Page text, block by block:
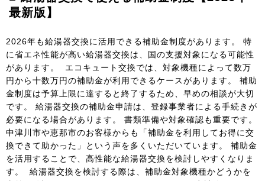
最新版】
2026年も給湯器交換に活用できる補助金制度があります。 特
に省エネ性能が高い給湯器交換は、国の支援対象になる可能性
があります。 エコキュート交換では、対象機種によって数万
円から十数万円の補助金が利用できるケースがあります。 補助
金制度は予算上限に達すると終了するため、早めの相談が大切
です。 給湯器交換の補助金申請は、登録事業者による手続きが
必要になる場合があります。 書類準備や対象確認も重要です。
中津川市や恵那市のお客様からも「補助金を利用してお得に交
換できて助かった」という声を多くいただいています。 補助金
を活用することで、高性能な給湯器交換を検討しやすくなりま
す。 給湯器交換を検討する際は、補助金対象機種かどうかを